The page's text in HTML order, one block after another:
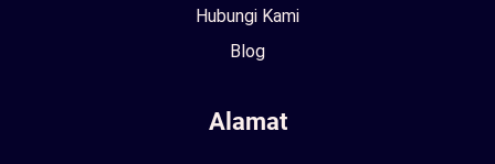
Hubungi Kami
Blog
Alamat